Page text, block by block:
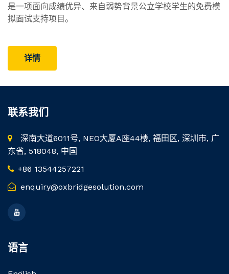
是一项面向成绩优异、来自弱势背景公立学校学生的免费模
拟面试支持项目。
详情
联系我们
深南大道6011号, NEO大厦A座44楼, 福田区, 深圳市, 广
东省, 518048, 中国
+86 13544257221
enquiry@oxbridgesolution.com
语言